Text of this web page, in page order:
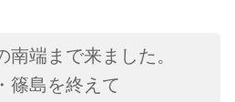
南端まで来ました。
篠島を終えて